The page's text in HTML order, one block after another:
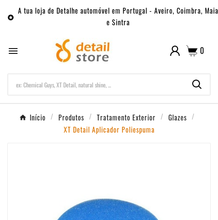

A tua loja de Detalhe automóvel em Portugal - Aveiro, Coimbra, Maia
e Sintra
 0
Início Produtos Tratamento Exterior
Glazes
XT Detail Aplicador Poliespuma